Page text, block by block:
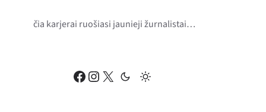
Facebook Instagram X
čia karjerai ruošiasi jaunieji žurnalistai…